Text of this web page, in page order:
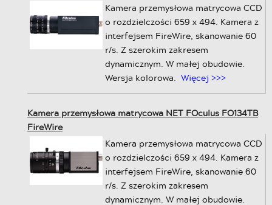
Kamera przemysłowa matrycowa CCD
o rozdzielczości 659 x 494. Kamera z
interfejsem FireWire, skanowanie 60
r/s. Z szerokim zakresem
dynamicznym. W małej obudowie.
Wersja kolorowa. Więcej >>>
Kamera przemysłowa matrycowa NET FOculus FO134TB
FireWire
Kamera przemysłowa matrycowa CCD
o rozdzielczości 659 x 494. Kamera z
interfejsem FireWire, skanowanie 60
r/s. Z szerokim zakresem
dynamicznym. W małej obudowie.